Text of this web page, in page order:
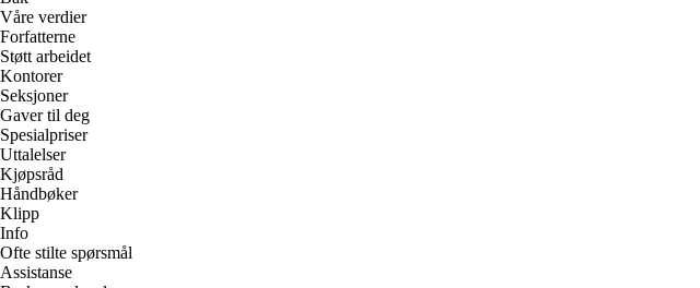
Våre verdier
Forfatterne
Støtt arbeidet
Kontorer
Seksjoner
Gaver til deg
Spesialpriser
Uttalelser
Kjøpsråd
Håndbøker
Klipp
Info
Ofte stilte spørsmål
Assistanse